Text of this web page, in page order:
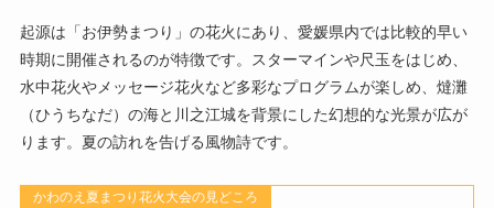
起源は「お伊勢まつり」の花火にあり、愛媛県内では比較的早い
時期に開催されるのが特徴です。スターマインや尺玉をはじめ、
水中花火やメッセージ花火など多彩なプログラムが楽しめ、燵灘
（ひうちなだ）の海と川之江城を背景にした幻想的な光景が広が
ります。夏の訪れを告げる風物詩です。
かわのえ夏まつり花火大会の見どころ